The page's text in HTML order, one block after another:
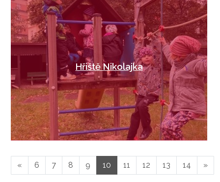
Hřiště Nikolajka
« 6 7 8 9 10 11 12 13 14 »